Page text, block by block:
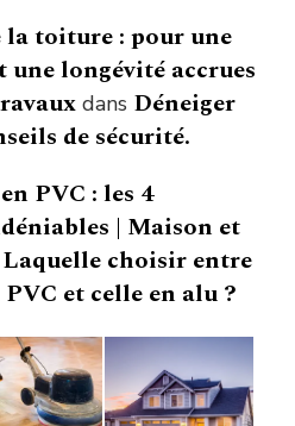
toiture : pour une
longévité accrues
dans Déneiger
de sécurité.
PVC : les 4
| Maison et
Laquelle choisir entre
et celle en alu ?